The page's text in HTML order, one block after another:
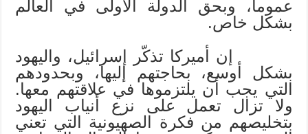
عموماً، وبحق الدولة الأولى في العالم
بشكل خاص.
إن أميركا تذكّر إسرائيل، واليهود
بشكل أوسع، بحاجتهم إليها، وبحدودهم
التي يجب أن يلتزموها في علاقتهم معها.
ولا تزال تعمل على نزع أنياب اليهود
بتخليصهم من فكرة الصهيونية التي تعني